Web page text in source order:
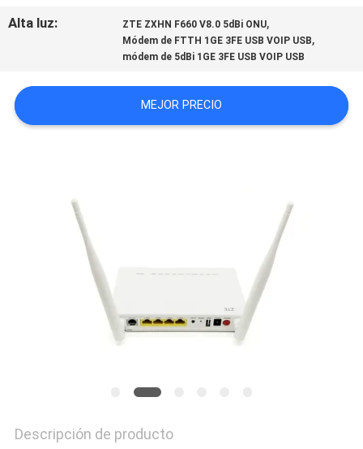
PIDA
MAPA
PRIVACY
Alta luz: ZTE ZXHN F660 V8.0 5dBi ONU,
Módem de FTTH 1GE 3FE USB VOIP USB,
módem de 5dBi 1GE 3FE USB VOIP USB
MEJOR PRECIO
Descripción de producto